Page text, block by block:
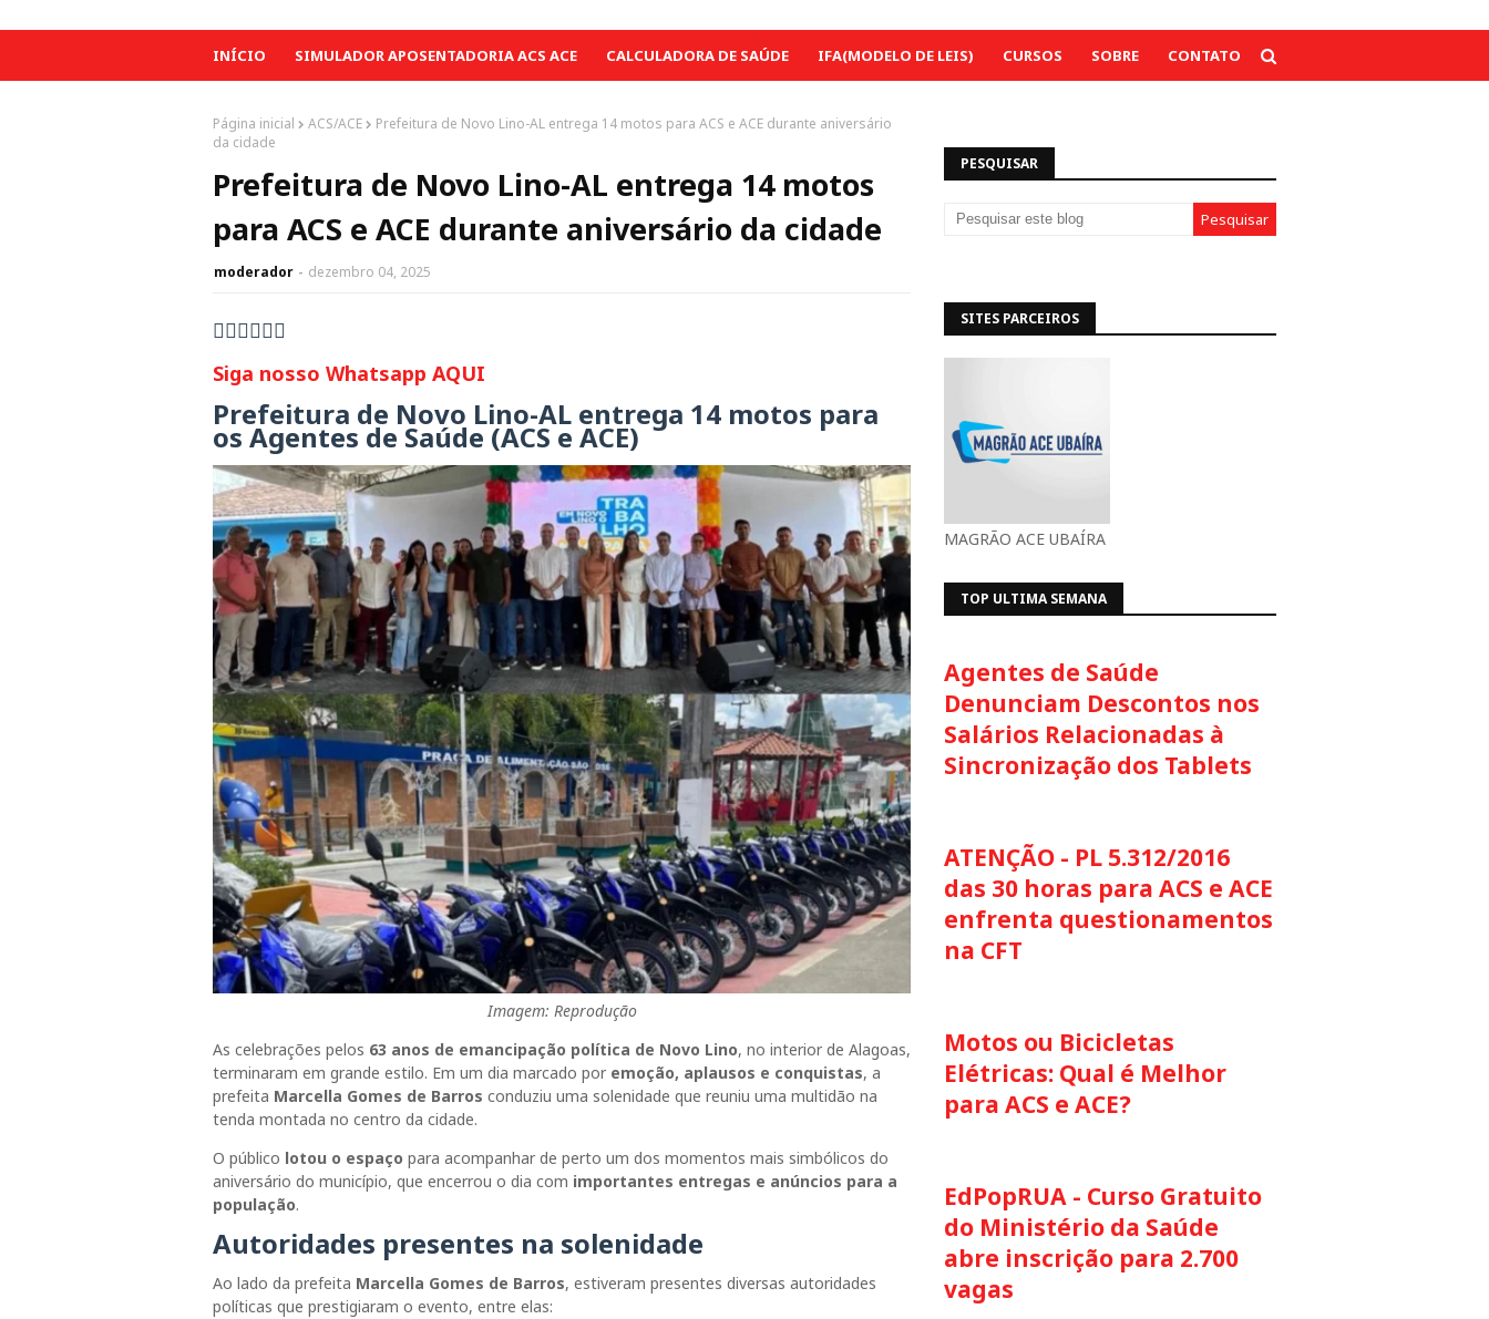
INÍCIO SIMULADOR APOSENTADORIA ACS ACE CALCULADORA DE SAÚDE IFA(MODELO DE LEIS) CURSOS SOBRE CONTATO
Página inicial ACS/ACE
Prefeitura de Novo Lino-AL entrega 14 motos para ACS e ACE durante aniversário
da cidade
Prefeitura de Novo Lino-AL entrega 14 motos
para ACS e ACE durante aniversário da cidade
moderador dezembro 04, 2025
👇🏻👇🏻👇🏻
Siga nosso Whatsapp AQUI
Prefeitura de Novo Lino-AL entrega 14 motos para
os Agentes de Saúde (ACS e ACE)
Imagem: Reprodução
As celebrações pelos 63 anos de emancipação política de Novo Lino, no interior de Alagoas,
terminaram em grande estilo. Em um dia marcado por emoção, aplausos e conquistas, a
prefeita Marcella Gomes de Barros conduziu uma solenidade que reuniu uma multidão na
tenda montada no centro da cidade.
O público lotou o espaço para acompanhar de perto um dos momentos mais simbólicos do
aniversário do município, que encerrou o dia com importantes entregas e anúncios para a
população.
Autoridades presentes na solenidade
Ao lado da prefeita Marcella Gomes de Barros, estiveram presentes diversas autoridades
políticas que prestigiaram o evento, entre elas:
PESQUISAR
SITES PARCEIROS
MAGRÃO ACE UBAÍRA
TOP ULTIMA SEMANA
Agentes de Saúde
Denunciam Descontos nos
Salários Relacionadas à
Sincronização dos Tablets
ATENÇÃO - PL 5.312/2016
das 30 horas para ACS e ACE
enfrenta questionamentos
na CFT
Motos ou Bicicletas
Elétricas: Qual é Melhor
para ACS e ACE?
EdPopRUA - Curso Gratuito
do Ministério da Saúde
abre inscrição para 2.700
vagas